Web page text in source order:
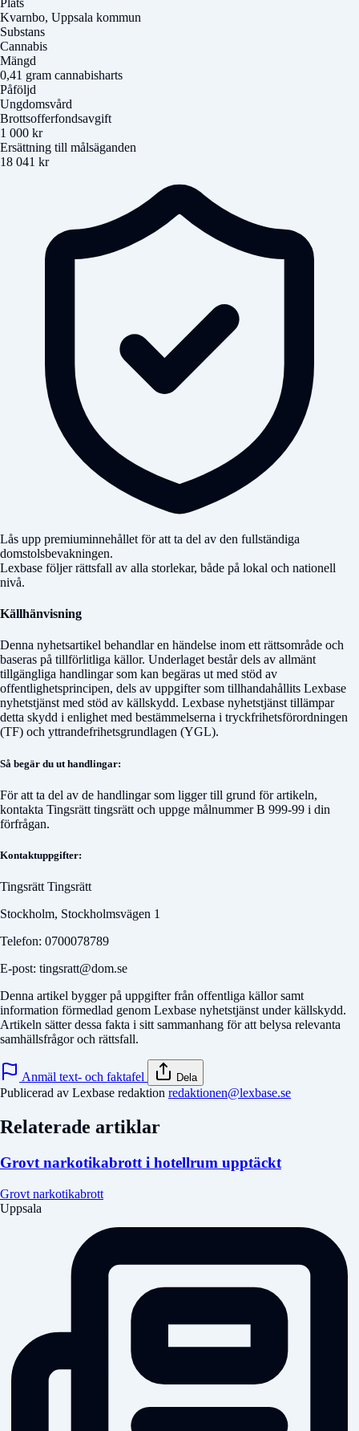
Kvarnbo, Uppsala kommun
Substans
Cannabis
Mängd
0,41 gram cannabisharts
Påföljd
Ungdomsvård
Brottsofferfondsavgift
1 000 kr
Ersättning till målsäganden
18 041 kr
Lås upp premiuminnehållet för att ta del av den fullständiga
domstolsbevakningen.
Lexbase följer rättsfall av alla storlekar, både på lokal och nationell
nivå.
Källhänvisning
Denna nyhetsartikel behandlar en händelse inom ett rättsområde och
baseras på tillförlitliga källor. Underlaget består dels av allmänt
tillgängliga handlingar som kan begäras ut med stöd av
offentlighetsprincipen, dels av uppgifter som tillhandahållits Lexbase
nyhetstjänst med stöd av källskydd. Lexbase nyhetstjänst tillämpar
detta skydd i enlighet med bestämmelserna i tryckfrihetsförordningen
(TF) och yttrandefrihetsgrundlagen (YGL).
Så begär du ut handlingar:
För att ta del av de handlingar som ligger till grund för artikeln,
kontakta Tingsrätt tingsrätt och uppge målnummerB 999-99 i din
förfrågan.
Kontaktuppgifter:
Tingsrätt Tingsrätt
Stockholm, Stockholmsvägen 1
Telefon: 0700078789
E-post: tingsratt@dom.se
Denna artikel bygger på uppgifter från offentliga källor samt
information förmedlad genom Lexbase nyhetstjänst under källskydd.
Artikeln sätter dessa fakta i sitt sammanhang för att belysa relevanta
samhällsfrågor och rättsfall.
Anmäl text- och faktafel Dela
Publicerad av Lexbase redaktion redaktionen@lexbase.se
Relaterade artiklar
Grovt narkotikabrott i hotellrum upptäckt
Grovt narkotikabrott
Uppsala